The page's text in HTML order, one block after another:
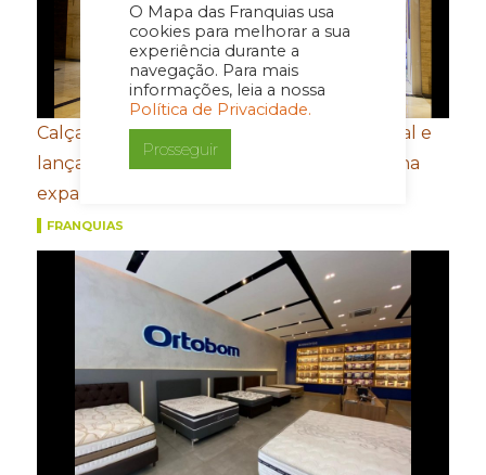
O Mapa das Franquias usa
cookies para melhorar a sua
experiência durante a
navegação. Para mais
informações, leia a nossa
Política de Privacidade.
Prosseguir
Calçados Bibi amplia presença internacional e
lança e-commerce em Honduras de olho na
expansão na América Central
FRANQUIAS